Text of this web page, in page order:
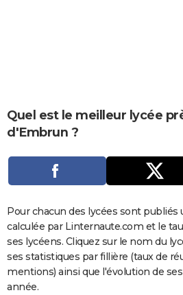
Carte de Noël
Carte Bonne année
Carte Saint-Valentin
Carte Pâques
Carte d'anniversaire
DICTIONNAIRE
Dictionnaire
Biographies
Citations
Expressions
Proverbes
COPAINS D'AVANT
FORUM
Bricolage
Lifestyle
Culture
Television
Voyage
Cinema
Quel est le meilleur lycée
d'Embrun ?
Pour chacun des lycées sont publiés
calculée par Linternaute.com et le
ses lycéens. Cliquez sur le nom du
ses statistiques par fillière (taux de
mentions) ainsi que l'évolution de
année.